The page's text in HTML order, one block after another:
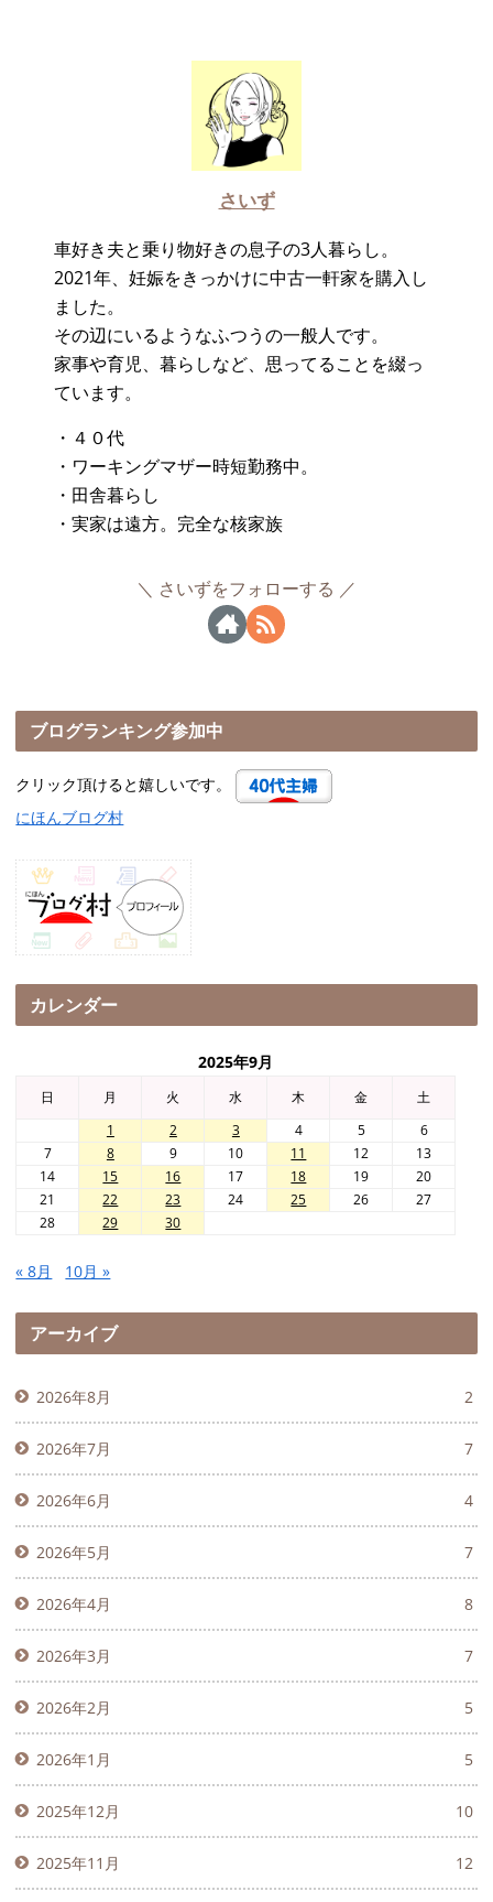
さいず
車好き夫と乗り物好きの息子の3人暮らし。
2021年、妊娠をきっかけに中古一軒家を購入し
ました。
その辺にいるようなふつうの一般人です。
家事や育児、暮らしなど、思ってることを綴っ
ています。
・４０代
・ワーキングマザー時短勤務中。
・田舎暮らし
・実家は遠方。完全な核家族
さいずをフォローする
ブログランキング参加中
クリック頂けると嬉しいです。
にほんブログ村
カレンダー
2025年9月
日 月 火 水 木 金
土
1
2 3 4 5
6
7
8 9 10 11 12
13
14
15 16 17 18 19
20
21
22 23 24 25 26
27
28
29 30
« 8月 10月 »
アーカイブ
2026年8月 2
2026年7月 7
2026年6月 4
2026年5月 7
2026年4月 8
2026年3月 7
2026年2月 5
2026年1月 5
2025年12月 10
2025年11月 12